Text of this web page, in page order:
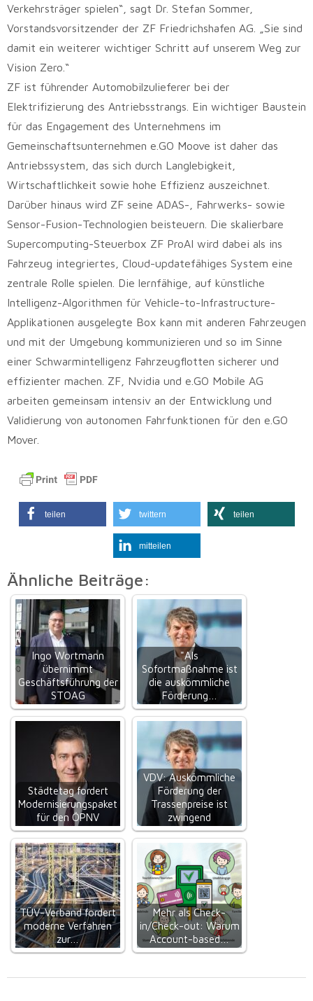
Verkehrsträger spielen“, sagt Dr. Stefan Sommer,
Vorstandsvorsitzender der ZF Friedrichshafen AG. „Sie sind
damit ein weiterer wichtiger Schritt auf unserem Weg zur
Vision Zero.“
ZF ist führender Automobilzulieferer bei der
Elektrifizierung des Antriebsstrangs. Ein wichtiger Baustein
für das Engagement des Unternehmens im
Gemeinschaftsunternehmen e.GO Moove ist daher das
Antriebssystem, das sich durch Langlebigkeit,
Wirtschaftlichkeit sowie hohe Effizienz auszeichnet.
Darüber hinaus wird ZF seine ADAS-, Fahrwerks- sowie
Sensor-Fusion-Technologien beisteuern. Die skalierbare
Supercomputing-Steuerbox ZF ProAI wird dabei als ins
Fahrzeug integriertes, Cloud-updatefähiges System eine
zentrale Rolle spielen. Die lernfähige, auf künstliche
Intelligenz-Algorithmen für Vehicle-to-Infrastructure-
Applikationen ausgelegte Box kann mit anderen Fahrzeugen
und mit der Umgebung kommunizieren und so im Sinne
einer Schwarmintelligenz Fahrzeugflotten sicherer und
effizienter machen. ZF, Nvidia und e.GO Mobile AG
arbeiten gemeinsam intensiv an der Entwicklung und
Validierung von autonomen Fahrfunktionen für den e.GO
Mover.
teilen twittern teilen
mitteilen
Ähnliche Beiträge:
Ingo Wortmann
übernimmt
Geschäftsführung der
STOAG
"Als
Sofortmaßnahme ist
die auskömmliche
Förderung…
Städtetag fordert
Modernisierungspaket
für den ÖPNV
VDV: Auskömmliche
Förderung der
Trassenpreise ist
zwingend
TÜV-Verband fordert
moderne Verfahren
zur…
Mehr als Check-
in/Check-out: Warum
Account-based…